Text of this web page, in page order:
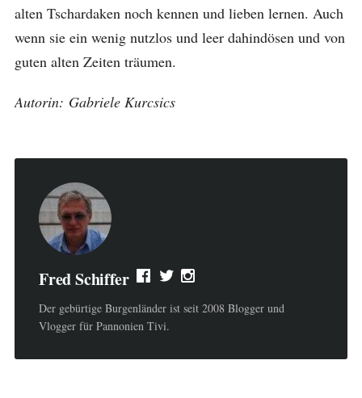
alten Tschardaken noch kennen und lieben lernen. Auch
wenn sie ein wenig nutzlos und leer dahindösen und von
guten alten Zeiten träumen.
Autorin: Gabriele Kurcsics
Fred Schiffer
Der gebürtige Burgenländer ist seit 2008 Blogger und
Vlogger für Pannonien Tivi.